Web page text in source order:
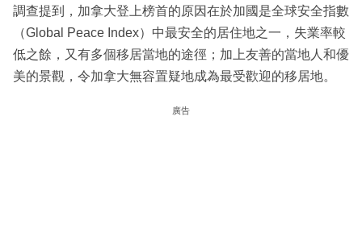
調查提到，加拿大登上榜首的原因在於加國是全球安全指數
（Global Peace Index）中最安全的居住地之一，失業率較
低之餘，又有多個移居當地的途徑；加上友善的當地人和優
美的景觀，令加拿大無容置疑地成為最受歡迎的移居地。
廣告